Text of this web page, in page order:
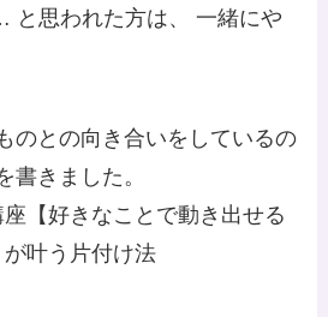
と思われた方は、 一緒にや
のとの向き合いをしているの
書きました。
【好きなことで動き出せる
が叶う片付け法